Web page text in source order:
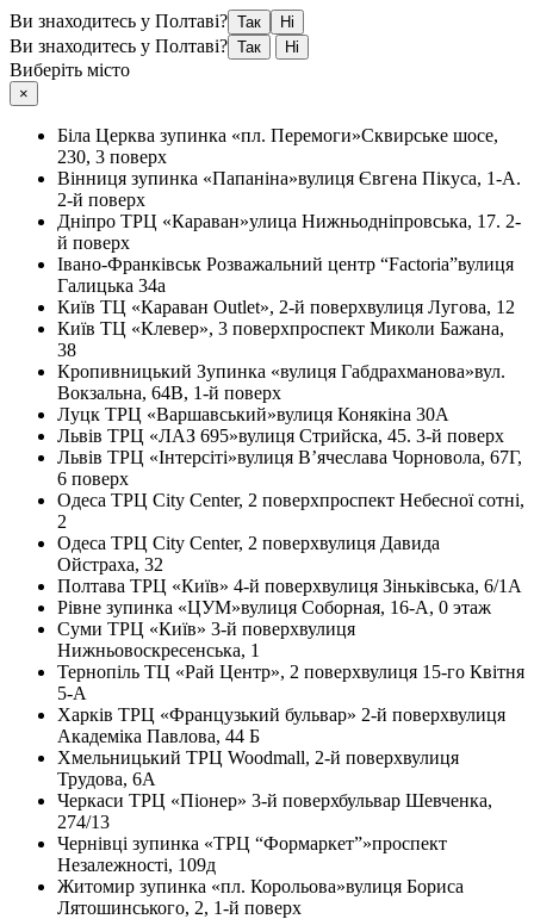
Ви знаходитесь у Полтаві? Так Ні
Ви знаходитесь у Полтаві? Так Ні
Виберіть місто
×
Біла Церква зупинка «пл. Перемоги»Сквирське шосе,
230, 3 поверх
Вінниця зупинка «Папаніна»вулиця Євгена Пікуса, 1-А.
2-й поверх
Дніпро ТРЦ «Караван»улица Нижньодніпровська, 17. 2-
й поверх
Івано-Франківськ Розважальний центр “Factoria”вулиця
Галицька 34а
Київ ТЦ «Караван Outlet», 2-й поверхвулиця Лугова, 12
Київ ТЦ «Клевер», 3 поверхпроспект Миколи Бажана,
38
Кропивницький Зупинка «вулиця Габдрахманова»вул.
Вокзальна, 64В, 1-й поверх
Луцк ТРЦ «Варшавський»вулиця Конякіна 30А
Львів ТРЦ «ЛАЗ 695»вулиця Стрийска, 45. 3-й поверх
Львів ТРЦ «Інтерсіті»вулиця В’ячеслава Чорновола, 67Г,
6 поверх
Одеса ТРЦ City Center, 2 поверхпроспект Небесної сотні,
2
Одеса ТРЦ City Center, 2 поверхвулиця Давида
Ойстраха, 32
Полтава ТРЦ «Київ» 4-й поверхвулиця Зіньківська, 6/1А
Рівне зупинка «ЦУМ»вулиця Соборная, 16-А, 0 этаж
Суми ТРЦ «Київ» 3-й поверхвулиця
Нижньовоскресенська, 1
Тернопіль ТЦ «Рай Центр», 2 поверхвулиця 15-го Квітня
5-А
Харків ТРЦ «Французький бульвар» 2-й поверхвулиця
Академіка Павлова, 44 Б
Хмельницький ТРЦ Woodmall, 2-й поверхвулиця
Трудова, 6А
Черкаси ТРЦ «Піонер» 3-й поверхбульвар Шевченка,
274/13
Чернівці зупинка «ТРЦ “Формаркет”»проспект
Незалежності, 109д
Житомир зупинка «пл. Корольова»вулиця Бориса
Лятошинського, 2, 1-й поверх